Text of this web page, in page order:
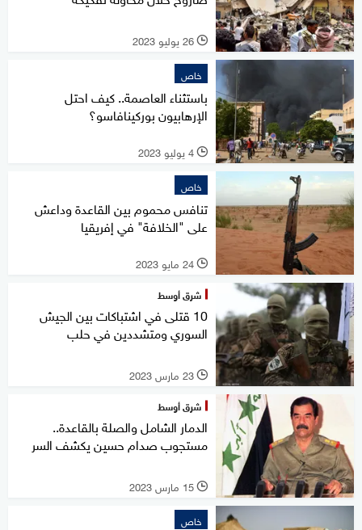
l 26 يوليو 2023
خاص
باستثناء العاصمة.. كيف احتل
الإرهابيون بوركينافاسو؟
l 4 يوليو 2023
خاص
تنافس محموم بين القاعدة وداعش
على "الخلافة" في إفريقيا
l 24 مايو 2023
شرق أوسط
10 قتلى في اشتباكات بين الجيش
السوري ومتشددين في حلب
l 23 مارس 2023
شرق أوسط
الدمار الشامل والصلة بالقاعدة..
مستجوب صدام حسين يكشف السر
l 15 مارس 2023
خاص